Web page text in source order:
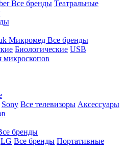
Все бренды Театральные
Микромед Все бренды
Биологические USB
микроскопов
Sony Все телевизоры Аксессуары
бренды
LG Все бренды Портативные